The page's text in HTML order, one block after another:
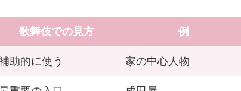
歌舞伎での見方 例
助的に使う 家の中心人物